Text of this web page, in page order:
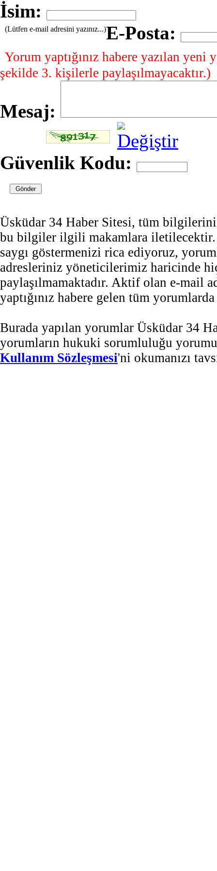
İsim:
E-Posta:
(Lütfen e-mail adresini yazınız...)
Yorum yaptığınız habere yazılan
şekilde 3. kişilerle paylaşılmayacaktır.)
Mesaj:
Güvenlik Kodu:
Üsküdar 34 Haber Sitesi, tüm
bu bilgiler ilgili makamlara iletilecektir.
saygı göstermenizi rica ediyoruz,
adresleriniz yöneticilerimiz haricinde
paylaşılmamaktadır. Aktif olan e-mail
yaptığınız habere gelen tüm
Burada yapılan yorumlar Üsküdar 34
yorumların hukuki sorumluluğu
Kullanım Sözleşmesi'ni okumanızı